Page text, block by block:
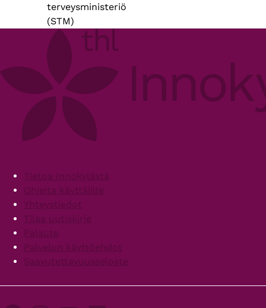
terveysministeriö
(STM)
FooterTietoa Innokylästä
Ohjeita käyttäjille
Yhteystiedot
Tilaa uutiskirje
Palaute
Palvelun käyttöehdot
Saavutettavuusseloste